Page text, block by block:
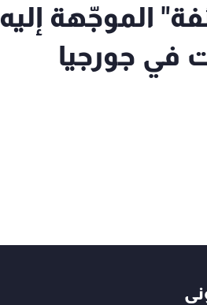
الموجّهة إليه
في جورجيا